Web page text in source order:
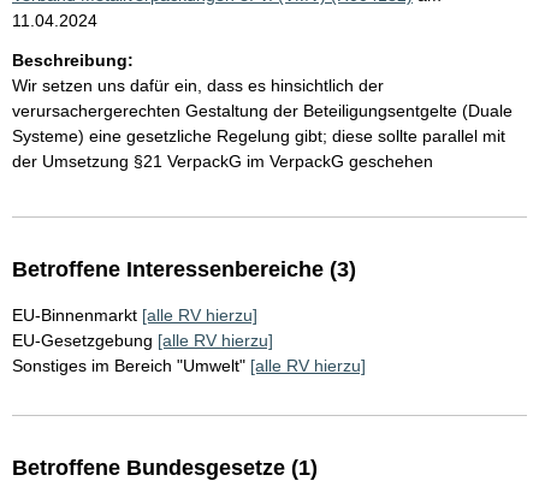
11.04.2024
Beschreibung:
Wir setzen uns dafür ein, dass es hinsichtlich der
verursachergerechten Gestaltung der Beteiligungsentgelte (Duale
Systeme) eine gesetzliche Regelung gibt; diese sollte parallel mit
der Umsetzung §21 VerpackG im VerpackG geschehen
Betroffene Interessenbereiche (3)
EU-Binnenmarkt [alle RV hierzu]
EU-Gesetzgebung [alle RV hierzu]
Sonstiges im Bereich "Umwelt" [alle RV hierzu]
Betroffene Bundesgesetze (1)